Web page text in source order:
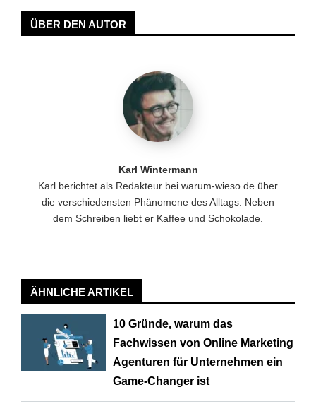
ÜBER DEN AUTOR
Karl Wintermann
Karl berichtet als Redakteur bei warum-wieso.de über
die verschiedensten Phänomene des Alltags. Neben
dem Schreiben liebt er Kaffee und Schokolade.
ÄHNLICHE ARTIKEL
10 Gründe, warum das
Fachwissen von Online Marketing
Agenturen für Unternehmen ein
Game-Changer ist